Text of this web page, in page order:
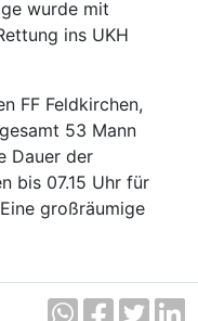
wurde mit
ins UKH
FF Feldkirchen,
53 Mann
Dauer der
bis 07.15 Uhr für
großräumige